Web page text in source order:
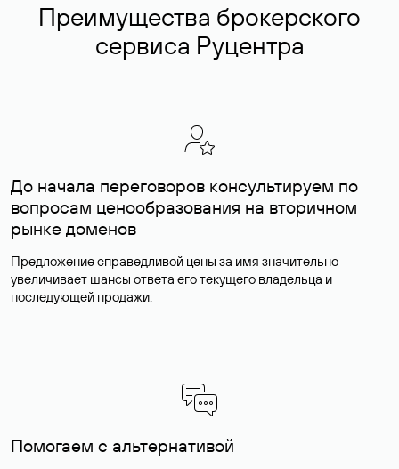
Преимущества брокерского
сервиса Руцентра
До начала переговоров консультируем по
вопросам ценообразования на вторичном
рынке доменов
Предложение справедливой цены за имя значительно
увеличивает шансы ответа его текущего владельца и
последующей продажи.
Помогаем с альтернативой